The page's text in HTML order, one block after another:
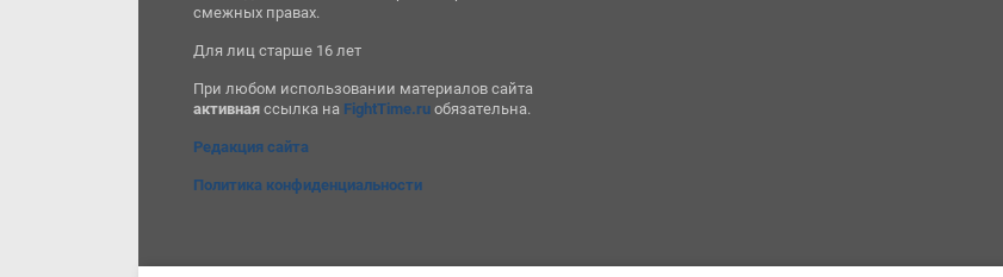
смежных правах.
Для лиц старше 16 лет
При любом использовании материалов сайта
активная ссылка на FightTime.ru обязательна.
Редакция сайта
Политика конфиденциальности